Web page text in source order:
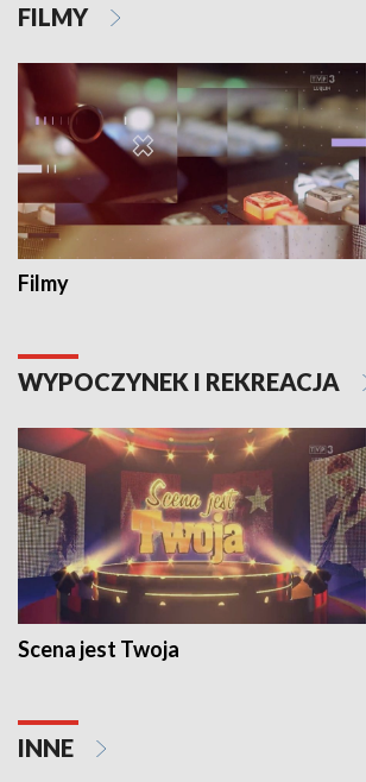
FILMY
Filmy
WYPOCZYNEK I REKREACJA
Scena jest Twoja
INNE